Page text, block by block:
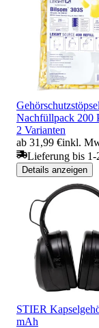
Nachfüllpack 200
2 Varianten
ab 31,99 €inkl.
Lieferung bis 1-
Details anzeigen
STIER
mAh